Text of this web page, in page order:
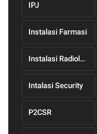
IPJ
Instalasi Farmasi
Instalasi Radiologi
Intalasi Security
P2CSR